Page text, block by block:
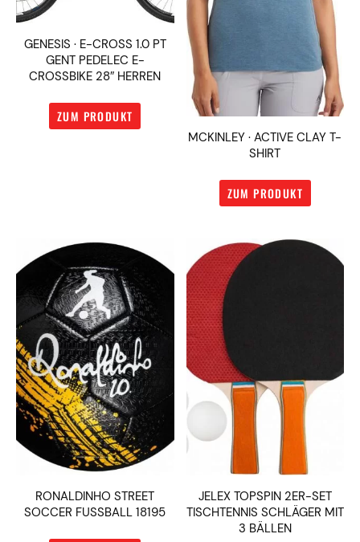
GENESIS · E-CROSS 1.0 PT
GENT PEDELEC E-
CROSSBIKE 28″ HERREN
ZUM PRODUKT
MCKINLEY · ACTIVE CLAY T-
SHIRT
ZUM PRODUKT
RONALDINHO STREET
SOCCER FUSSBALL 18195
JELEX TOPSPIN 2ER-SET
TISCHTENNIS SCHLÄGER MIT
3 BÄLLEN